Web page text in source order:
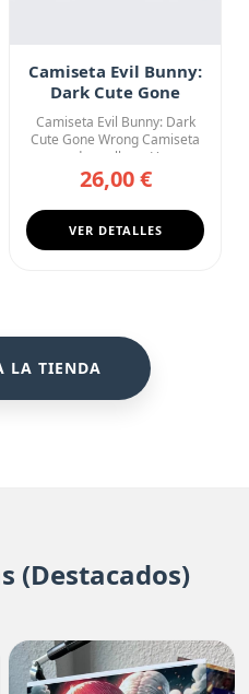
Camiseta Evil Bunny:
Dark Cute Gone
Wrong
Camiseta Evil Bunny: Dark
Cute Gone Wrong Camiseta
negra de cuello en V con ...
26,00 €
VER DETALLES
LA TIENDA
(Destacados)